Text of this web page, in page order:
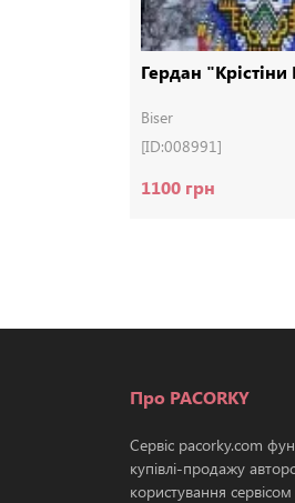
Гердан "Крістіни
Biser
[ID:008991]
1100 грн
Про PACORKY
Сервіс pacorky.com
купівлі-продажу
користування